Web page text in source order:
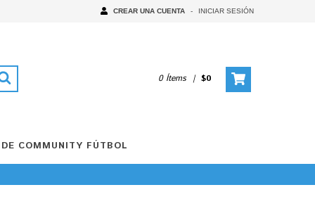
CREAR UNA CUENTA - INICIAR SESIÓN
0 Ítems | $0
COMMUNITY FÚTBOL